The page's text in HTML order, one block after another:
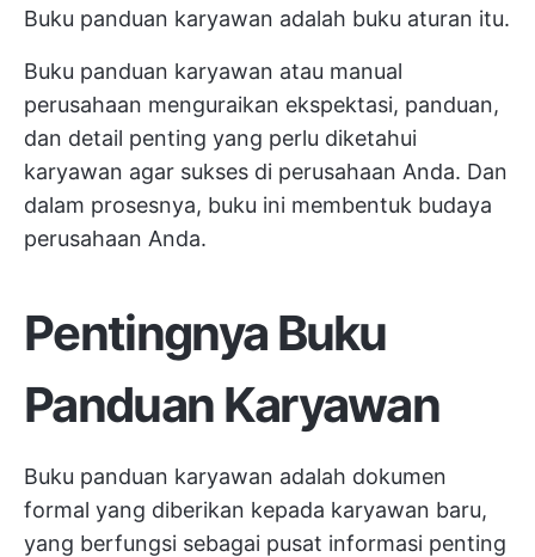
Buku panduan karyawan adalah buku aturan itu.
Buku panduan karyawan atau manual
perusahaan menguraikan ekspektasi, panduan,
dan detail penting yang perlu diketahui
karyawan agar sukses di perusahaan Anda. Dan
dalam prosesnya, buku ini membentuk budaya
perusahaan Anda.
Pentingnya Buku
Panduan Karyawan
Buku panduan karyawan adalah dokumen
formal yang diberikan kepada karyawan baru,
yang berfungsi sebagai pusat informasi penting